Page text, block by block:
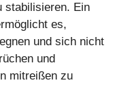
stabilisieren. Ein
es,
und sich nicht
und
mitreißen zu